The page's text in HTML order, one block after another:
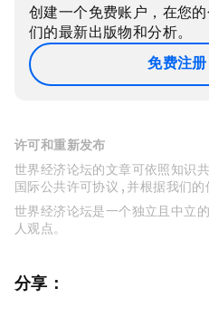
创建一个免费账户，在您
们的最新出版物和分析。
免费注册
许可和重新发布
世界经济论坛的文章可依照知识
国际公共许可协议 , 并根据我们的
世界经济论坛是一个独立且中立
人观点。
分享：